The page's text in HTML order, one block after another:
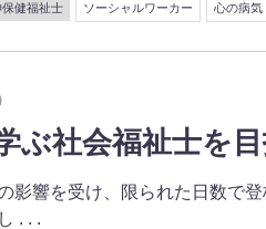
保健福祉士 ソーシャルワーカー 心の病気
ぶ社会福祉士を
影響を受け、限られた日数で
. . .